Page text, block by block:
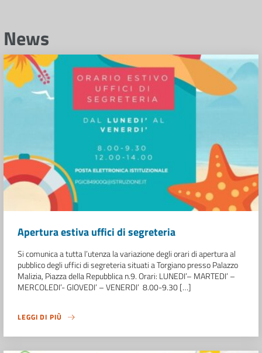
News
Apertura estiva uffici di segreteria
Si comunica a tutta l’utenza la variazione degli orari di apertura al
pubblico degli uffici di segreteria situati a Torgiano presso Palazzo
Malizia, Piazza della Repubblica n.9. Orari: LUNEDI’– MARTEDI’ –
MERCOLEDI’- GIOVEDI’ – VENERDI’ 8.00-9.30 […]
LEGGI DI PIÙ